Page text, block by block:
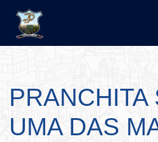
PRANCHITA
UMA DAS